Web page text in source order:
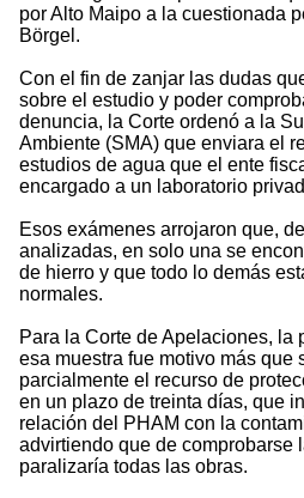
por Alto Maipo a la cuestionada
Börgel.
Con el fin de zanjar las dudas
sobre el estudio y poder
denuncia, la Corte ordenó a la
Ambiente (SMA) que enviara el
estudios de agua que el ente
encargado a un laboratorio
Esos exámenes arrojaron que,
analizadas, en solo una se
de hierro y que todo lo demás
normales.
Para la Corte de Apelaciones, la
esa muestra fue motivo más que
parcialmente el recurso de
en un plazo de treinta días, que
relación del PHAM con la
advirtiendo que de comprobarse
paralizaría todas las obras.